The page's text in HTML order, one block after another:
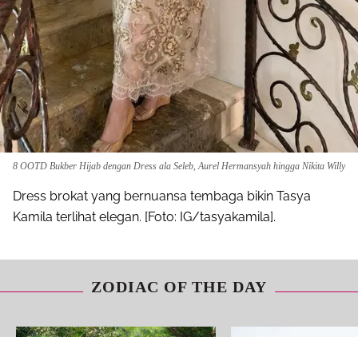
8 OOTD Bukber Hijab dengan Dress ala Seleb, Aurel Hermansyah hingga Nikita Willy
Dress brokat yang bernuansa tembaga bikin Tasya
Kamila terlihat elegan. [Foto: IG/tasyakamila].
ZODIAC OF THE DAY